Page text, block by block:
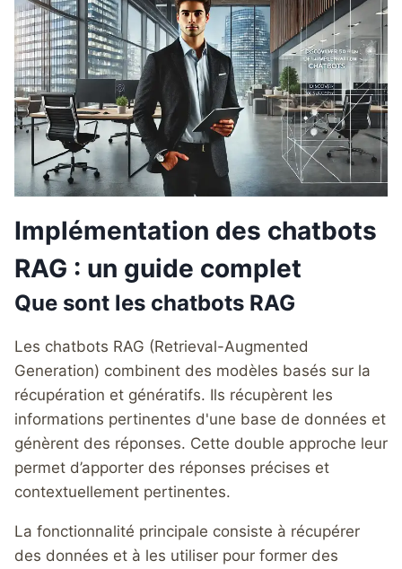
Implémentation des chatbots
RAG : un guide complet
Que sont les chatbots RAG
Les chatbots RAG (Retrieval-Augmented
Generation) combinent des modèles basés sur la
récupération et génératifs. Ils récupèrent les
informations pertinentes d'une base de données et
génèrent des réponses. Cette double approche leur
permet d’apporter des réponses précises et
contextuellement pertinentes.
La fonctionnalité principale consiste à récupérer
des données et à les utiliser pour former des